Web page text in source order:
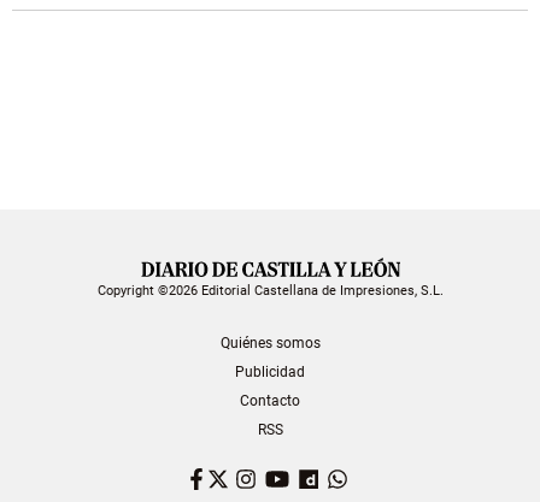
Copyright ©2026 Editorial Castellana de Impresiones, S.L.
Quiénes somos
Publicidad
Contacto
RSS
Facebook
TwitterInstagram
YouTubeDailymotion